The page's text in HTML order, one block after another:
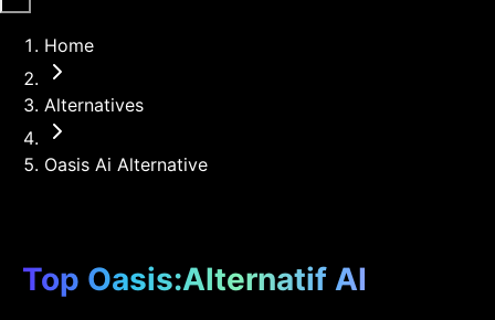
Home
Alternatives
Oasis Ai Alternative
Top Oasis:Alternatif AI